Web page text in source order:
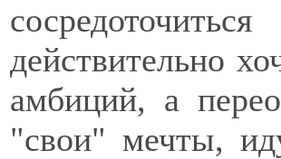
действительно
амбиций, а
"свои" мечты,